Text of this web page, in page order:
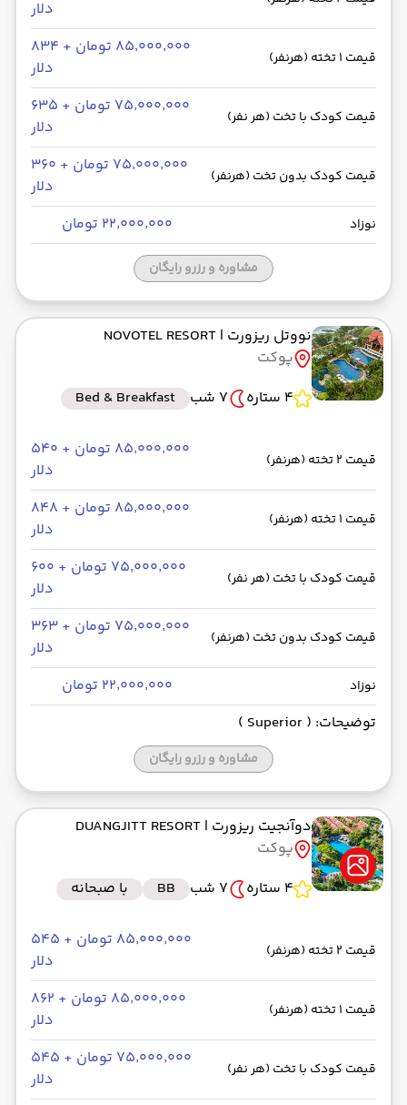
دلار
قیمت 1 تخته (هرنفر)
۸۵٬۰۰۰٬۰۰۰ تومان + ۸۳۴
دلار
قیمت کودک با تخت (هر نفر)
۷۵٬۰۰۰٬۰۰۰ تومان + ۶۳۵
دلار
قیمت کودک بدون تخت (هرنفر)
۷۵٬۰۰۰٬۰۰۰ تومان + ۳۶۰
دلار
نوزاد ۲۲٬۰۰۰٬۰۰۰ تومان
مشاوره و رزرو رایگان
نووتل ریزورت | NOVOTEL RESORT
پوکت
4 ستاره
7 شب Bed & Breakfast
قیمت 2 تخته (هرنفر)
۸۵٬۰۰۰٬۰۰۰ تومان + ۵۴۰
دلار
قیمت 1 تخته (هرنفر)
۸۵٬۰۰۰٬۰۰۰ تومان + ۸۴۸
دلار
قیمت کودک با تخت (هر نفر)
۷۵٬۰۰۰٬۰۰۰ تومان + ۶۰۰
دلار
قیمت کودک بدون تخت (هرنفر)
۷۵٬۰۰۰٬۰۰۰ تومان + ۳۶۳
دلار
نوزاد
۲۲٬۰۰۰٬۰۰۰ تومان
توضیحات: ( Superior )
مشاوره و رزرو رایگان
دوآنجیت ریزورت | DUANGJITT RESORT
پوکت
4 ستاره
7 شب BB با صبحانه
قیمت 2 تخته (هرنفر)
۸۵٬۰۰۰٬۰۰۰ تومان + ۵۴۵
دلار
قیمت 1 تخته (هرنفر)
۸۵٬۰۰۰٬۰۰۰ تومان + ۸۶۲
دلار
قیمت کودک با تخت (هر نفر)
۷۵٬۰۰۰٬۰۰۰ تومان + ۵۴۵
دلار